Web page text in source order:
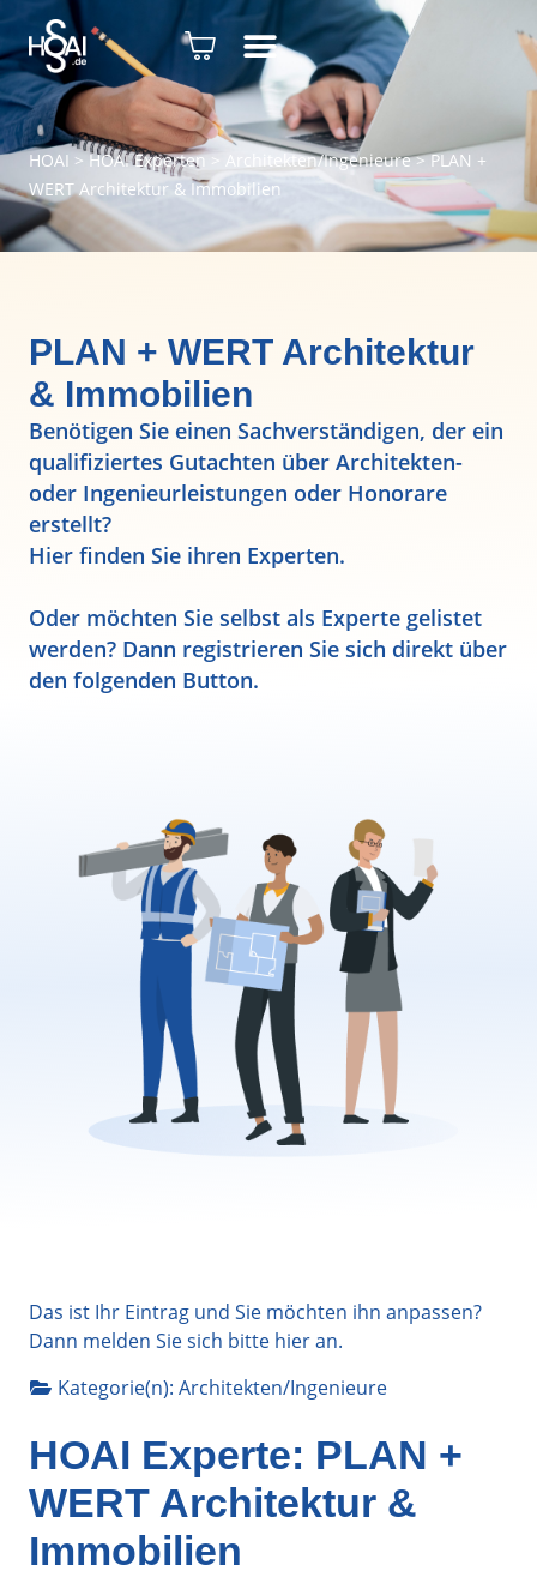
HOAI > HOAI Experten> Architekten/Ingenieure>PLAN +
WERT Architektur & Immobilien
PLAN + WERT Architektur
& Immobilien
Benötigen Sie einen Sachverständigen, der ein
qualifiziertes Gutachten über Architekten-
oder Ingenieurleistungen oder Honorare
erstellt?
Hier finden Sie ihren Experten.
Oder möchten Sie selbst als Experte gelistet
werden? Dann registrieren Sie sich direkt über
den folgenden Button.
Das ist Ihr Eintrag und Sie möchten ihn anpassen?
Dann melden Sie sich bitte hieran.
Kategorie(n): Architekten/Ingenieure
HOAI Experte: PLAN +
WERT Architektur &
Immobilien